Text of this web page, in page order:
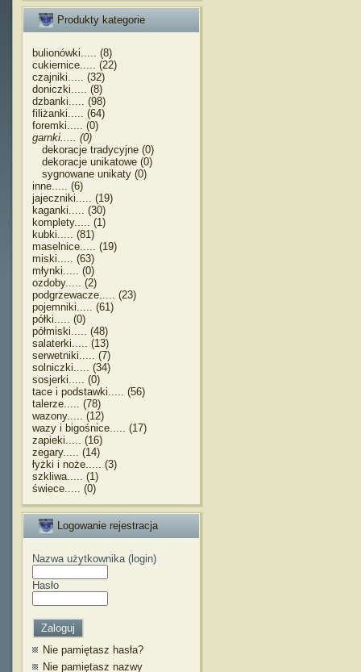
Produkty kategorie
bulionówki..... (8)
cukiernice..... (22)
czajniki..... (32)
doniczki..... (8)
dzbanki..... (98)
filiżanki..... (64)
foremki..... (0)
garnki..... (0)
dekoracje tradycyjne (0)
dekoracje unikatowe (0)
sygnowane unikaty (0)
inne..... (6)
jajeczniki..... (19)
kaganki..... (30)
komplety..... (1)
kubki..... (81)
maselnice..... (19)
miski..... (63)
młynki..... (0)
ozdoby..... (2)
podgrzewacze..... (23)
pojemniki..... (61)
półki..... (0)
półmiski..... (48)
salaterki..... (13)
serwetniki..... (7)
solniczki..... (34)
sosjerki..... (0)
tace i podstawki..... (56)
talerze..... (78)
wazony..... (12)
wazy i bigośnice..... (17)
zapieki..... (16)
zegary..... (14)
łyżki i noże..... (3)
szkliwa..... (1)
świece..... (0)
Logowanie rejestracja
Nazwa użytkownika (login)
Hasło
Nie pamiętasz hasła?
Nie pamiętasz nazwy